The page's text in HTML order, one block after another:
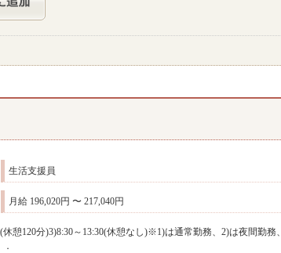
生活支援員
月給 196,020円 〜 217,040円
憩120分)3)8:30～13:30(休憩なし)※1)は通常勤務、2)は夜間勤務、